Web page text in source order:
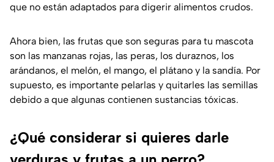
que no están adaptados para digerir alimentos crudos.
Ahora bien, las frutas que son seguras para tu mascota
son las manzanas rojas, las peras, los duraznos, los
arándanos, el melón, el mango, el plátano y la sandía. Por
supuesto, es importante pelarlas y quitarles las semillas
debido a que algunas contienen sustancias tóxicas.
¿Qué considerar si quieres darle